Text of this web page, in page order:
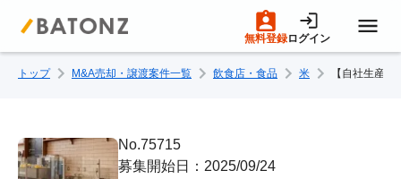
無料登録ログイン
トップページ
M&A案件一覧
トップ M&A売却・譲渡案件一覧 飲食店・食品 米 【自社生産
No.75715
募集開始日：2025/09/24